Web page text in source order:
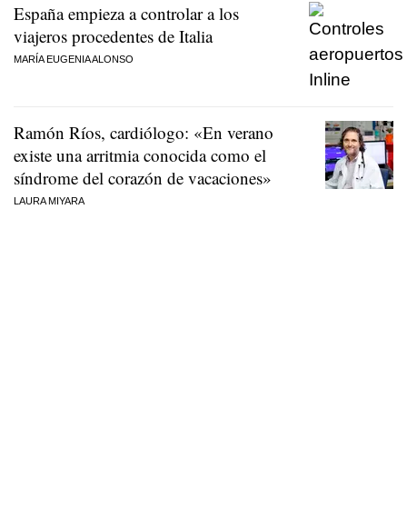
España empieza a controlar a los
viajeros procedentes de Italia
MARÍA EUGENIA ALONSO
Ramón Ríos, cardiólogo: «En verano
existe una arritmia conocida como el
síndrome del corazón de vacaciones»
LAURA MIYARA